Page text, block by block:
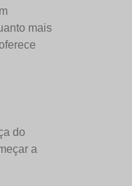
mais
do
a